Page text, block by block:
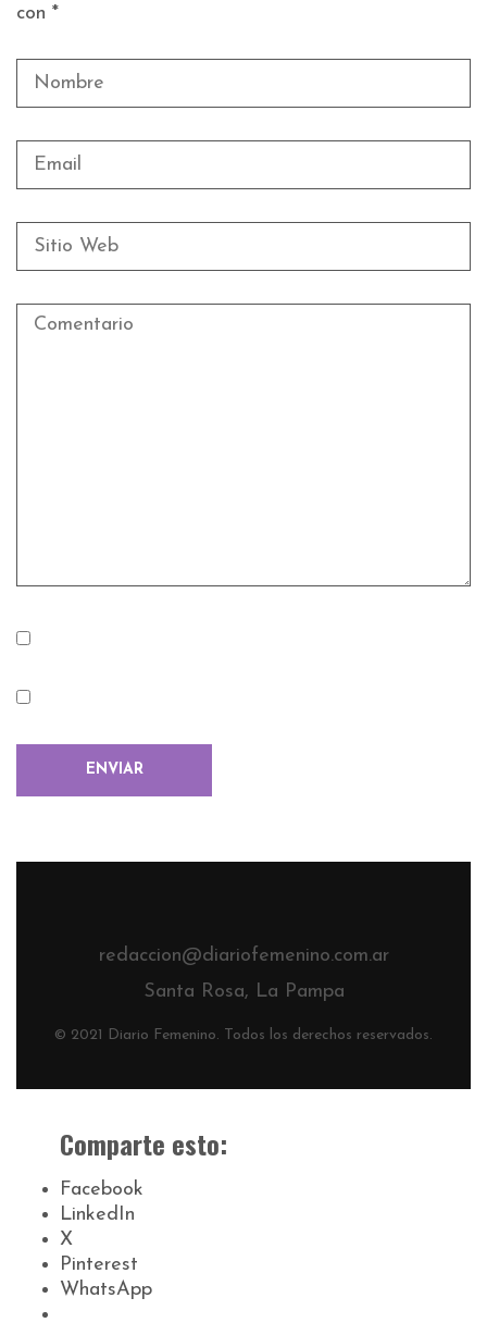
con *
redaccion@diariofemenino.com.ar
Santa Rosa, La Pampa
© 2021 Diario Femenino. Todos los derechos reservados.
Comparte esto:
Facebook
LinkedIn
X
Pinterest
WhatsApp